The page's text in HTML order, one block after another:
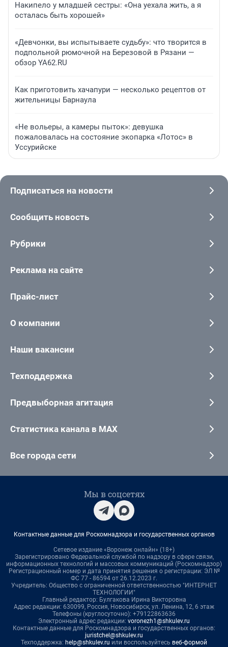
Накипело у младшей сестры: «Она уехала жить, а я
осталась быть хорошей»
«Девчонки, вы испытываете судьбу»: что творится в
подпольной рюмочной на Березовой в Рязани —
обзор YA62.RU
Как приготовить хачапури — несколько рецептов от
жительницы Барнаула
«Не вольеры, а камеры пыток»: девушка
пожаловалась на состояние экопарка «Лотос» в
Уссурийске
Подписаться на новости
Сообщить новость
Рубрики
Реклама на сайте
Прайс-лист
О компании
Наши вакансии
Техподдержка
Предвыборная агитация
Статистика канала в MAX
Все города сети
Мы в соцсетях
Контактные данные для Роскомнадзора и государственных органов
Сетевое издание «Воронеж онлайн» (18+)
Зарегистрировано Федеральной службой по надзору в сфере связи,
информационных технологий и массовых коммуникаций (Роскомнадзор)
Регистрационный номер и дата принятия решения о регистрации: ЭЛ №
ФС 77 - 86594 от 26.12.2023 г.
Учредитель: Общество с ограниченной ответственностью "ИНТЕРНЕТ
ТЕХНОЛОГИИ"
Главный редактор: Булгакова Ирина Викторовна
Адрес редакции: 630099, Россия, Новосибирск, ул. Ленина, 12, 6 этаж
Телефоны (круглосуточно): +79122863636
Электронный адрес редакции: voronezh1@shkulev.ru
Контактные данные для Роскомнадзора и государственных органов:
juristchel@shkulev.ru
Техподдержка: help@shkulev.ru или воспользуйтесь веб-формой